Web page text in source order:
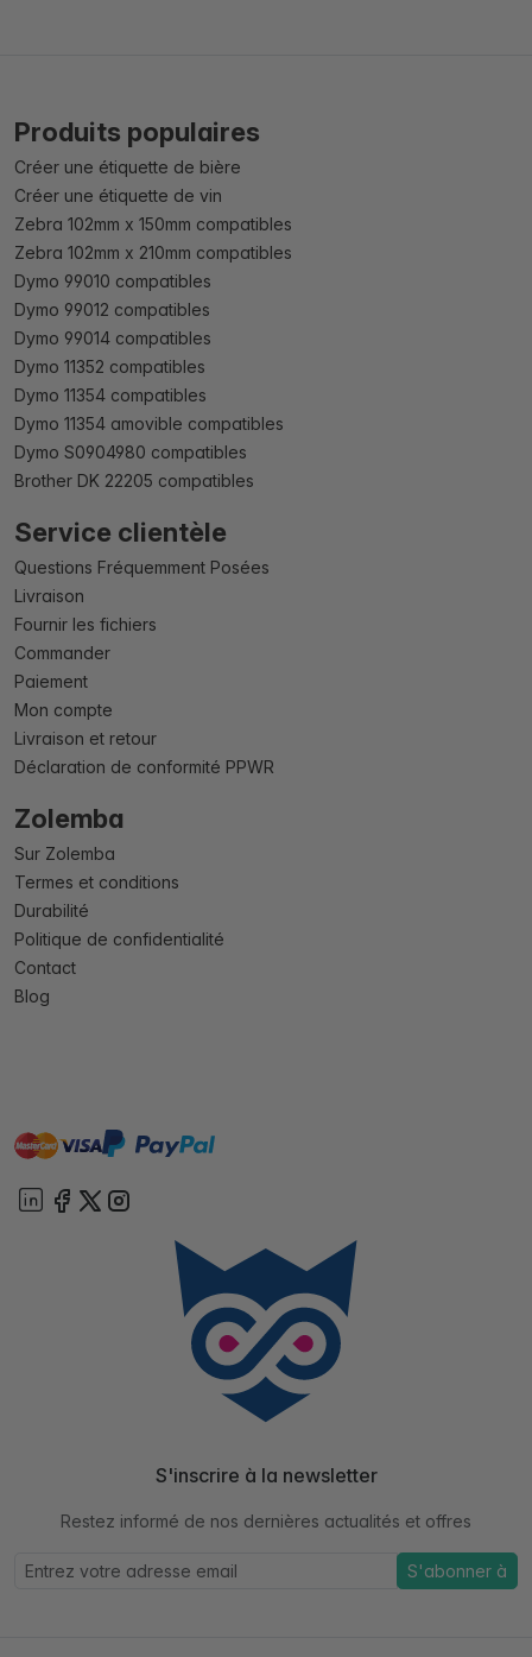
Produits populaires
Créer une étiquette de bière
Créer une étiquette de vin
Zebra 102mm x 150mm compatibles
Zebra 102mm x 210mm compatibles
Dymo 99010 compatibles
Dymo 99012 compatibles
Dymo 99014 compatibles
Dymo 11352 compatibles
Dymo 11354 compatibles
Dymo 11354 amovible compatibles
Dymo S0904980 compatibles
Brother DK 22205 compatibles
Service clientèle
Questions Fréquemment Posées
Livraison
Fournir les fichiers
Commander
Paiement
Mon compte
Livraison et retour
Déclaration de conformité PPWR
Zolemba
Sur Zolemba
Termes et conditions
Durabilité
Politique de confidentialité
Contact
Blog
mastervisa paypal
S'inscrire à la newsletter
Restez informé de nos dernières actualités et offres
S'abonner à